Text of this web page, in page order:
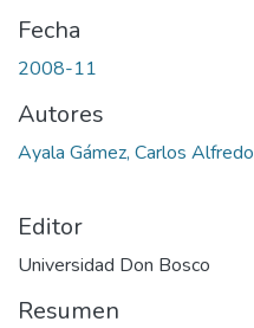
Fecha
2008-11
Autores
Ayala Gámez, Carlos Alfredo
Editor
Universidad Don Bosco
Resumen